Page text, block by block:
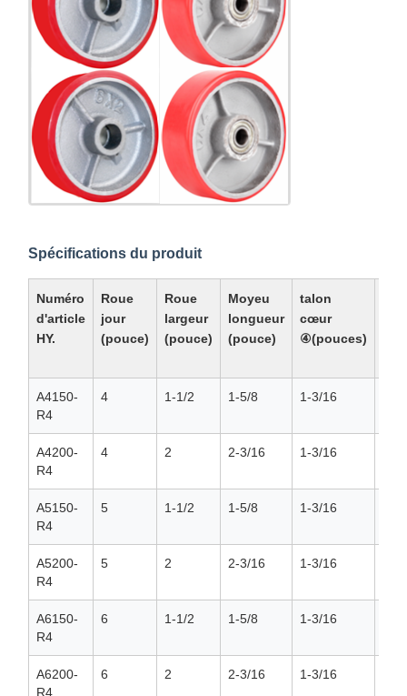
Spécifications du produit
Numéro
d'article
HY.
Roue
jour
(pouce)
Roue
largeur
(pouce)
Moyeu
longueur
(pouce)
talon
cœur
④(pouces)
A4150-
R4
4 1-1/2 1-5/8 1-3/16
A4200-
R4
4 2 2-3/16 1-3/16
A5150-
R4
5 1-1/2 1-5/8 1-3/16
A5200-
R4
5 2 2-3/16 1-3/16
A6150-
R4
6 1-1/2 1-5/8 1-3/16
A6200-
R4
6 2 2-3/16 1-3/16